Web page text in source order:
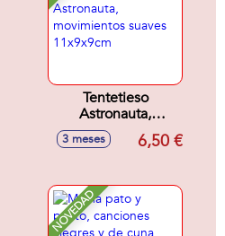
Tentetieso
Astronauta,
movimientos
suaves 11x9x9cm
3 meses 6,50 €
NOVEDAD